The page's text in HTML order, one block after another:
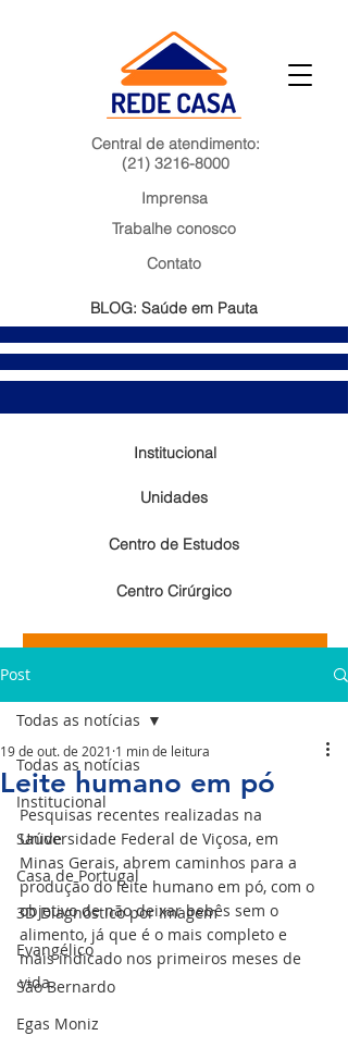
Central de atendimento:
(21) 3216-8000
Unidades
Centro Cirúrgico
Centro de Estudos
Institucional
Imprensa
Trabalhe conosco
Contato
BLOG: Saúde em Pauta
Resultados de exames laboratoriais
Post
Todas as notícias
Institucional
Saúde
Casa de Portugal
3D Diagnóstico por Imagem
Evangélico
São Bernardo
Egas Moniz
Todas as notícias
Leite humano em pó
19 de out. de 2021 1 min de leitura
Pesquisas recentes realizadas na
Universidade Federal de Viçosa, em
Minas Gerais, abrem caminhos para a
produção do leite humano em pó, com o
objetivo de não deixar bebês sem o
alimento, já que é o mais completo e
mais indicado nos primeiros meses de
vida.